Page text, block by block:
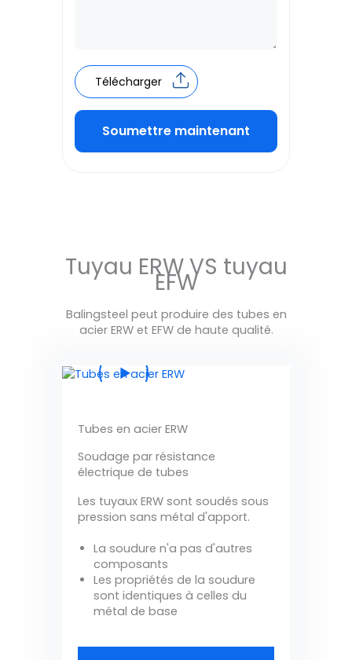
Télécharger
Soumettre maintenant
Tuyau ERW VS tuyau
EFW
Balingsteel peut produire des tubes en
acier ERW et EFW de haute qualité.
Tubes en acier ERW
Soudage par résistance
électrique de tubes
Les tuyaux ERW sont soudés sous
pression sans métal d'apport.
La soudure n'a pas d'autres
composants
Les propriétés de la soudure
sont identiques à celles du
métal de base